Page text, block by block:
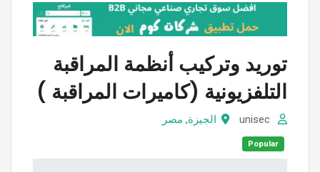
توريد وتركيب أنظمة المراقبة
التلفزيونية (كاميرات المراقبة )
الجيزة, مصر
Popular